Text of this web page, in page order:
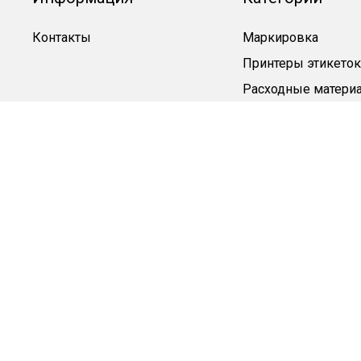
Контакты
Маркировка
Принтеры этикеток
Расходные